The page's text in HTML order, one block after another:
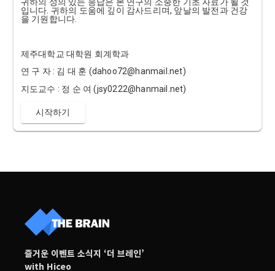
입니다. 귀하의 도움에 깊이 감사드리며, 앞날의 발전과 건강
을 기원합니다.
제주대학교 대학원 회계학과
연 구 자 : 김 대 훈 (dahoo72@hanmail.net)
지도교수 : 정 순 여 (jsy0222@hanmail.net)
즐거운 이벤트 소식지 ‘더 브레인’
with Hiceo